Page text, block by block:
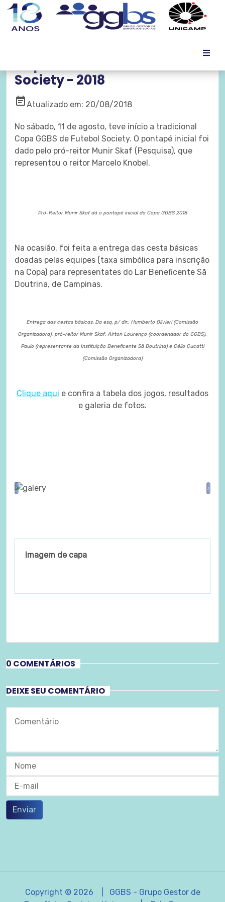
Society - 2018
event_noteAtualizado em: 20/08/2018
No sábado, 11 de agosto, teve início a tradicional
Copa GGBS de Futebol Society. O pontapé inicial foi
dado pelo pró-reitor Munir Skaf (Pesquisa), que
representou o reitor Marcelo Knobel.
Pró-Reitor Munir Skaf dá o pontapé inicial da Copa GGBS 2018
Na ocasião, foi feita a entrega das cesta básicas
doadas pelas equipes (taxa simbólica para inscrição
na Copa) para representates do Lar Beneficente Sã
Doutrina, de Campinas.
Entrega das cestas básicas. Da esq. p/ dir.: Humberto Olivieri (Comissão
Organizadora), pró-reitor Munir Skaf, Airton Lourenço (coordenador do GGBS),
Paulo (representante da Instituição Beneficente Sã Doutrina) e Célio Cucatti
(Comissão Organizadora)
Clique aqui e confira a tabela dos jogos, resultados
e galeria de fotos.
Previous
Imagem de capa
0 COMENTÁRIOS
DEIXE SEU COMENTÁRIO
Enviar
Copyright © 2026 | GGBS - Grupo Gestor de